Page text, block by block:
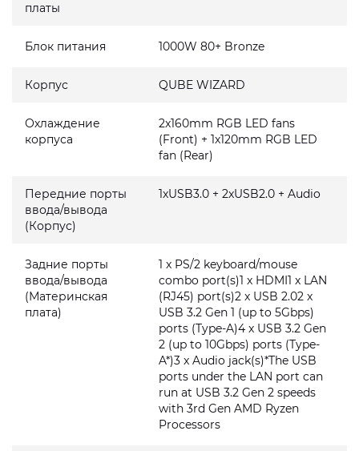
платы
Блок питания 1000W 80+ Bronze
Корпус QUBE WIZARD
Охлаждение
корпуса
2x160mm RGB LED fans
(Front) + 1x120mm RGB LED
fan (Rear)
Передние порты
ввода/вывода
(Корпус)
1xUSB3.0 + 2xUSB2.0 + Audio
Задние порты
ввода/вывода
(Материнская
плата)
1 x PS/2 keyboard/mouse
combo port(s)1 x HDMI1 x LAN
(RJ45) port(s)2 x USB 2.02 x
USB 3.2 Gen 1 (up to 5Gbps)
ports (Type-A)4 x USB 3.2 Gen
2 (up to 10Gbps) ports (Type-
A*)3 x Audio jack(s)*The USB
ports under the LAN port can
run at USB 3.2 Gen 2 speeds
with 3rd Gen AMD Ryzen
Processors